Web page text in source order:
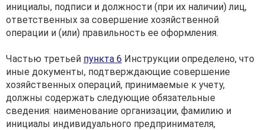
инициалы, подписи и должности (при их наличии) лиц,
ответственных за совершение хозяйственной
операции и (или) правильность ее оформления.
Частью третьей пункта 6 Инструкции определено, что
иные документы, подтверждающие совершение
хозяйственных операций, принимаемые к учету,
должны содержать следующие обязательные
сведения: наименование организации, фамилию и
инициалы индивидуального предпринимателя,